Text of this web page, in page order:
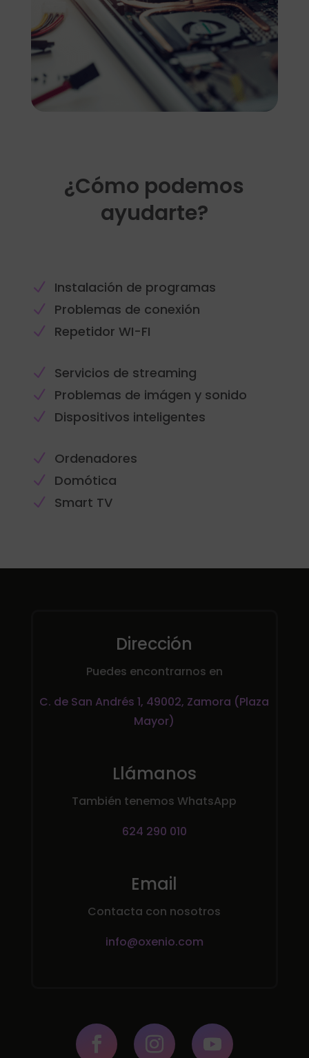
¿Cómo podemos
ayudarte?
N Instalación de programas
N Problemas de conexión
N Repetidor WI-FI
N Servicios de streaming
N Problemas de imágen y sonido
N Dispositivos inteligentes
N Ordenadores
N Domótica
N Smart TV
Dirección
Puedes encontrarnos en
C. de San Andrés 1, 49002, Zamora (Plaza
Mayor)
Llámanos
También tenemos WhatsApp
624 290 010
Email
Contacta con nosotros
info@oxenio.com